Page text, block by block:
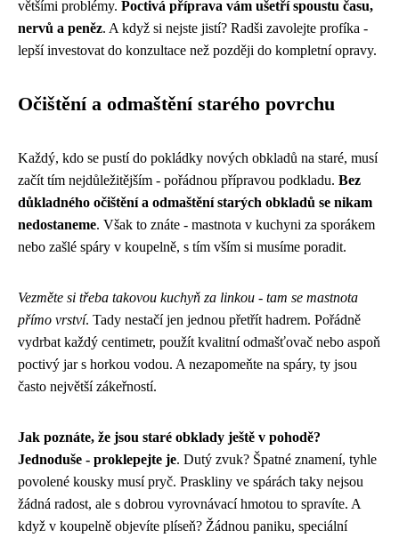
většími problémy. Poctivá příprava vám ušetří spoustu času,
nervů a peněz. A když si nejste jistí? Radši zavolejte profíka -
lepší investovat do konzultace než později do kompletní opravy.
Očištění a odmaštění starého povrchu
Každý, kdo se pustí do pokládky nových obkladů na staré, musí
začít tím nejdůležitějším - pořádnou přípravou podkladu. Bez
důkladného očištění a odmaštění starých obkladů se nikam
nedostaneme. Však to znáte - mastnota v kuchyni za sporákem
nebo zašlé spáry v koupelně, s tím vším si musíme poradit.
Vezměte si třeba takovou kuchyň za linkou - tam se mastnota
přímo vrství. Tady nestačí jen jednou přetřít hadrem. Pořádně
vydrbat každý centimetr, použít kvalitní odmašťovač nebo aspoň
poctivý jar s horkou vodou. A nezapomeňte na spáry, ty jsou
často největší zákeřností.
Jak poznáte, že jsou staré obklady ještě v pohodě?
Jednoduše - proklepejte je. Dutý zvuk? Špatné znamení, tyhle
povolené kousky musí pryč. Praskliny ve spárách taky nejsou
žádná radost, ale s dobrou vyrovnávací hmotou to spravíte. A
když v koupelně objevíte plíseň? Žádnou paniku, speciální